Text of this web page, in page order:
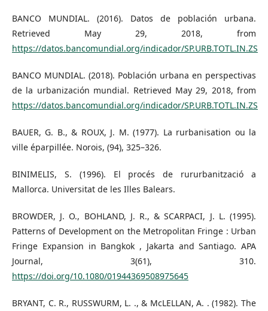
BANCO MUNDIAL. (2016). Datos de población urbana.
Retrieved May 29, 2018, from
https://datos.bancomundial.org/indicador/SP.URB.TOTL.IN.ZS
BANCO MUNDIAL. (2018). Población urbana en perspectivas
de la urbanización mundial. Retrieved May 29, 2018, from
https://datos.bancomundial.org/indicador/SP.URB.TOTL.IN.ZS
BAUER, G. B., & ROUX, J. M. (1977). La rurbanisation ou la
ville éparpillée. Norois, (94), 325–326.
BINIMELIS, S. (1996). El procés de rururbanització a
Mallorca. Universitat de les Illes Balears.
BROWDER, J. O., BOHLAND, J. R., & SCARPACI, J. L. (1995).
Patterns of Development on the Metropolitan Fringe : Urban
Fringe Expansion in Bangkok , Jakarta and Santiago. APA
Journal, 3(61), 310.
https://doi.org/10.1080/01944369508975645
BRYANT, C. R., RUSSWURM, L. ., & McLELLAN, A. . (1982). The